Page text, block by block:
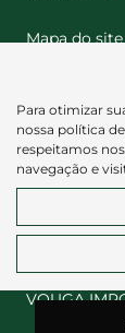
Mapa do site
VOUGA
Para otimizar
nossa política
respeitamos
navegação e